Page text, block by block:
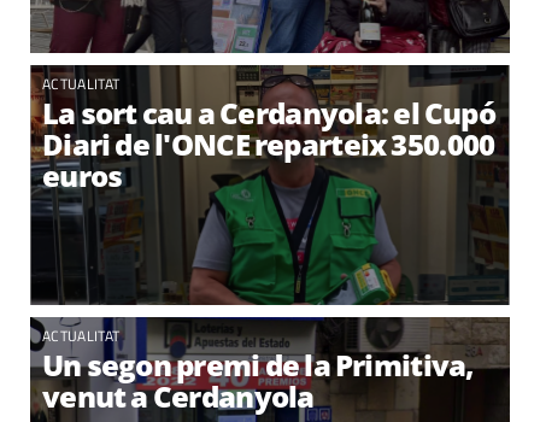
ACTUALITAT
La sort cau a Cerdanyola: el Cupó
Diari de l'ONCE reparteix 350.000
euros
ACTUALITAT
Un segon premi de la Primitiva,
venut a Cerdanyola